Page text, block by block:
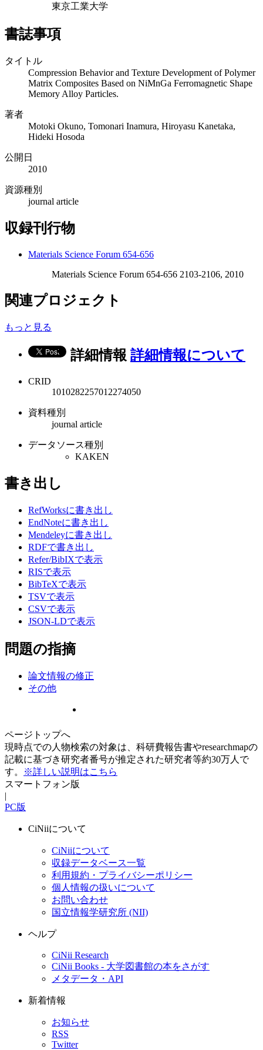
東京工業大学
書誌事項
タイトル
Compression Behavior and Texture Development of Polymer
Matrix Composites Based on NiMnGa Ferromagnetic Shape
Memory Alloy Particles.
著者
Motoki Okuno, Tomonari Inamura, Hiroyasu Kanetaka,
Hideki Hosoda
公開日
2010
資源種別
journal article
収録刊行物
Materials Science Forum 654-656
Materials Science Forum 654-656 2103-2106, 2010
関連プロジェクト
もっと見る
詳細情報 詳細情報について
CRID
1010282257012274050
資料種別
journal article
データソース種別
KAKEN
書き出し
RefWorksに書き出し
EndNoteに書き出し
Mendeleyに書き出し
RDFで書き出し
Refer/BibIXで表示
RISで表示
BibTeXで表示
TSVで表示
CSVで表示
JSON-LDで表示
問題の指摘
論文情報の修正
その他
ページトップへ
現時点での人物検索の対象は、科研費報告書やresearchmapの
記載に基づき研究者番号が推定された研究者等約30万人で
す。
※詳しい説明はこちら
スマートフォン版
|
PC版
CiNiiについて
CiNiiについて
収録データベース一覧
利用規約・プライバシーポリシー
個人情報の扱いについて
お問い合わせ
国立情報学研究所 (NII)
ヘルプ
CiNii Research
CiNii Books - 大学図書館の本をさがす
メタデータ・API
新着情報
お知らせ
RSS
Twitter